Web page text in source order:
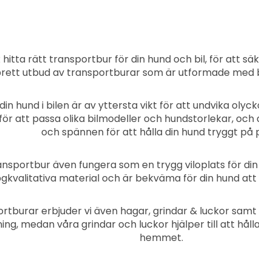
rätt transportbur för din hund och bil, för att
utbud av transportburar som är utformade med
hund i bilen är av yttersta vikt för att undvika
att passa olika bilmodeller och hundstorlekar,
och spännen för att hålla din hund tryggt på
även fungera som en trygg viloplats för
material och är bekväma för din hund att
erbjuder vi även hagar, grindar & luckor
medan våra grindar och luckor hjälper till att
hemmet.